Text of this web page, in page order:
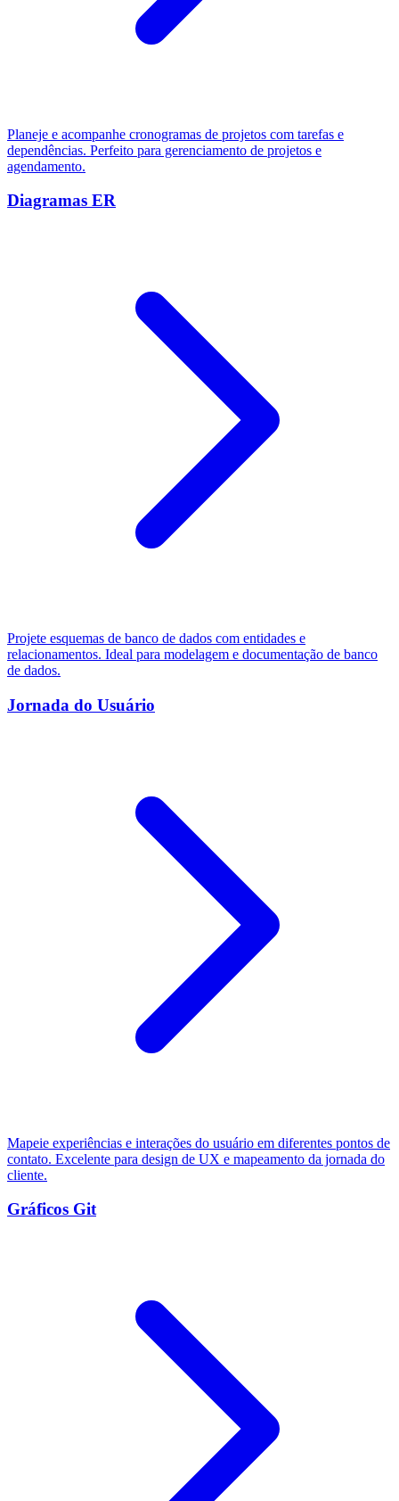
Planeje e acompanhe cronogramas de projetos com tarefas e
dependências. Perfeito para gerenciamento de projetos e
agendamento.
Diagramas ER
Projete esquemas de banco de dados com entidades e
relacionamentos. Ideal para modelagem e documentação de banco
de dados.
Jornada do Usuário
Mapeie experiências e interações do usuário em diferentes pontos de
contato. Excelente para design de UX e mapeamento da jornada do
cliente.
Gráficos Git